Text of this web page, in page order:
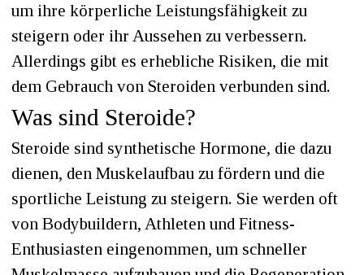
um ihre körperliche Leistungsfähigkeit zu
steigern oder ihr Aussehen zu verbessern.
Allerdings gibt es erhebliche Risiken, die mit
dem Gebrauch von Steroiden verbunden sind.
Was sind Steroide?
Steroide sind synthetische Hormone, die dazu
dienen, den Muskelaufbau zu fördern und die
sportliche Leistung zu steigern. Sie werden oft
von Bodybuildern, Athleten und Fitness-
Enthusiasten eingenommen, um schneller